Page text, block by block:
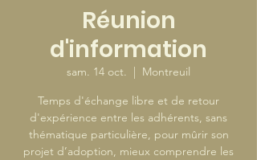
Réunion
d'information
sam. 14 oct.
  |
Montreuil
Temps d'échange libre et de retour
d'expérience entre les adhérents, sans
thématique particulière, pour mûrir son
projet d’adoption, mieux comprendre les